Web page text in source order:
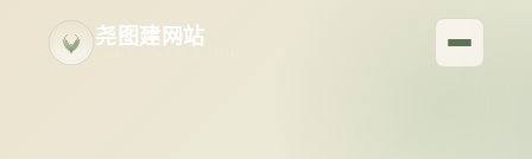
尧图建网站